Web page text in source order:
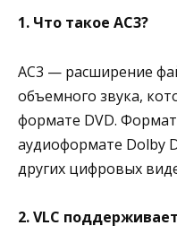
1. Что такое AC3?
AC3 — расширение
объемного звука,
формате DVD. Формат
аудиоформате Dolby
других цифровых
2. VLC